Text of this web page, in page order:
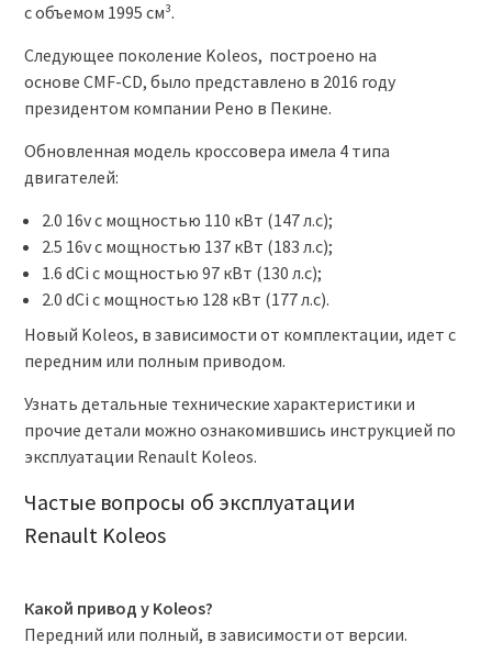
с объемом 1995 см³.
Следующее поколение Koleos, построено на
основе CMF-CD, было представлено в 2016 году
президентом компании Рено в Пекине.
Обновленная модель кроссовера имела 4 типа
двигателей:
2.0 16v с мощностью 110 кВт (147 л.с);
2.5 16v с мощностью 137 кВт (183 л.с);
1.6 dCi с мощностью 97 кВт (130 л.с);
2.0 dCi с мощностью 128 кВт (177 л.с).
Новый Koleos, в зависимости от комплектации, идет с
передним или полным приводом.
Узнать детальные технические характеристики и
прочие детали можно ознакомившись инструкцией по
эксплуатации Renault Koleos.
Частые вопросы об эксплуатации
Renault Koleos
Какой привод у Koleos?
Передний или полный, в зависимости от версии.